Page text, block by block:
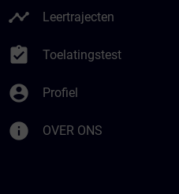
timeline Leertrajecten
assignment_turned_in Toelatingstest
account_circle Profiel
info OVER ONS